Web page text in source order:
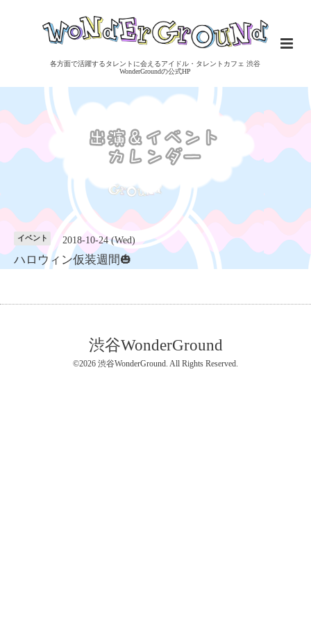
各方面で活躍するタレントに会えるアイドル・タレントカフェ 渋谷
WonderGroundの公式HP
イベント 2018-10-24 (Wed)
ハロウィン仮装週間🎃
渋谷WonderGround
©2026 渋谷WonderGround. All Rights Reserved.